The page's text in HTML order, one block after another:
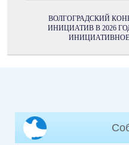
ВОЛГОГРАДСКИЙ
ИНИЦИАТИВ В 2026